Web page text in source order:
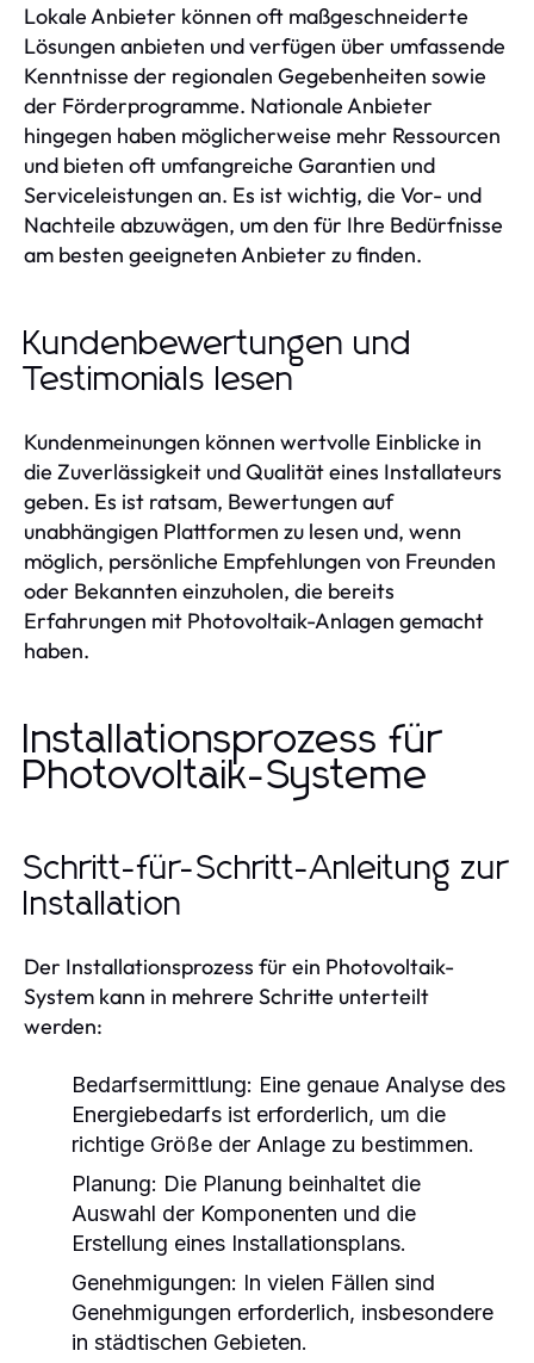
Lokale Anbieter können oft maßgeschneiderte
Lösungen anbieten und verfügen über umfassende
Kenntnisse der regionalen Gegebenheiten sowie
der Förderprogramme. Nationale Anbieter
hingegen haben möglicherweise mehr Ressourcen
und bieten oft umfangreiche Garantien und
Serviceleistungen an. Es ist wichtig, die Vor- und
Nachteile abzuwägen, um den für Ihre Bedürfnisse
am besten geeigneten Anbieter zu finden.
Kundenbewertungen und
Testimonials lesen
Kundenmeinungen können wertvolle Einblicke in
die Zuverlässigkeit und Qualität eines Installateurs
geben. Es ist ratsam, Bewertungen auf
unabhängigen Plattformen zu lesen und, wenn
möglich, persönliche Empfehlungen von Freunden
oder Bekannten einzuholen, die bereits
Erfahrungen mit Photovoltaik-Anlagen gemacht
haben.
Installationsprozess für
Photovoltaik-Systeme
Schritt-für-Schritt-Anleitung zur
Installation
Der Installationsprozess für ein Photovoltaik-
System kann in mehrere Schritte unterteilt
werden:
Bedarfsermittlung: Eine genaue Analyse des
Energiebedarfs ist erforderlich, um die
richtige Größe der Anlage zu bestimmen.
Planung: Die Planung beinhaltet die
Auswahl der Komponenten und die
Erstellung eines Installationsplans.
Genehmigungen: In vielen Fällen sind
Genehmigungen erforderlich, insbesondere
in städtischen Gebieten.